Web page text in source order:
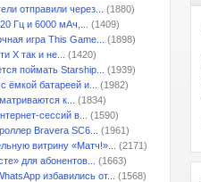
отправили через...
(1880)
Гц и 6000 мАч,...
(1409)
игра This Game...
(1898)
X так и не...
(1420)
поймать Starship...
(1939)
батареей и...
(1982)
к...
(1834)
сессий в...
(1590)
Bravera SC6...
(1961)
витрину «Матч!»...
(2171)
для абонентов...
(1663)
избавились от...
(1568)